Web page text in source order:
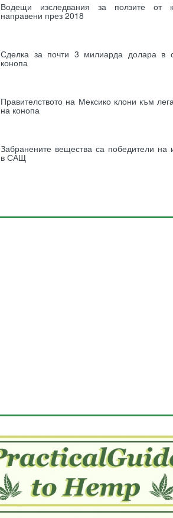
Водещи изследвания за ползите от
направени през 2018
Сделка за почти 3 милиарда долара в
конопа
Правителството на Мексико клони към
на конопа
Забранените вещества са победители на
в САЩ